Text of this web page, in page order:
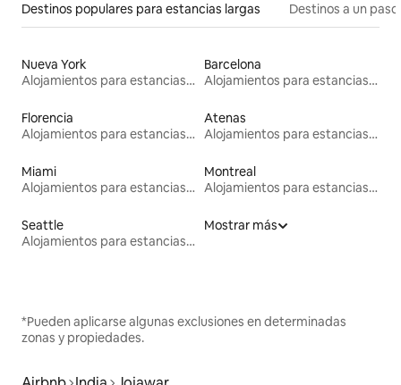
Destinos populares para estancias largas Destinos a un
Nueva York
Alojamientos para estancias largas
Barcelona
Alojamientos para estancias largas
Florencia
Alojamientos para estancias largas
Atenas
Alojamientos para estancias largas
Miami
Alojamientos para estancias largas
Montreal
Alojamientos para estancias largas
Seattle
Alojamientos para estancias largas
Mostrar más
*Pueden aplicarse algunas exclusiones en determinadas
zonas y propiedades.